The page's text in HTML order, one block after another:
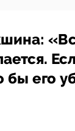
бы его